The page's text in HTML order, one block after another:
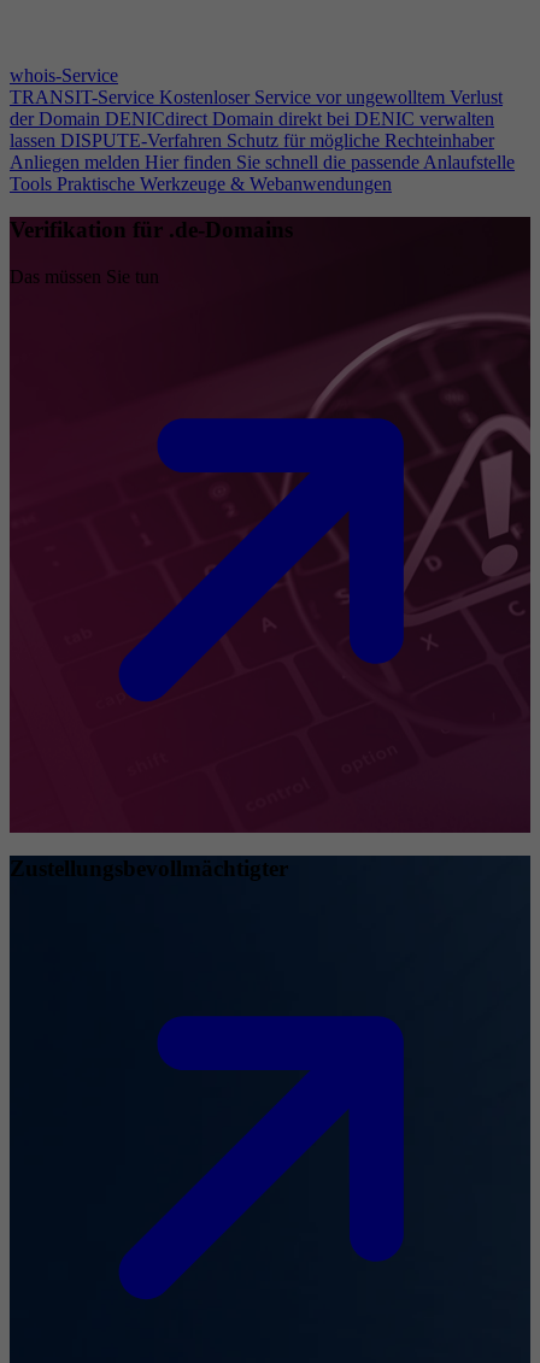
whois-Service
TRANSIT-Service Kostenloser Service vor ungewolltem Verlust
der Domain DENICdirect Domain direkt bei DENIC verwalten
lassen DISPUTE-Verfahren Schutz für mögliche Rechteinhaber
Anliegen melden Hier finden Sie schnell die passende Anlaufstelle
Tools Praktische Werkzeuge & Webanwendungen
Verifikation für .de-Domains
Das müssen Sie tun
Zustellungsbevollmächtigter